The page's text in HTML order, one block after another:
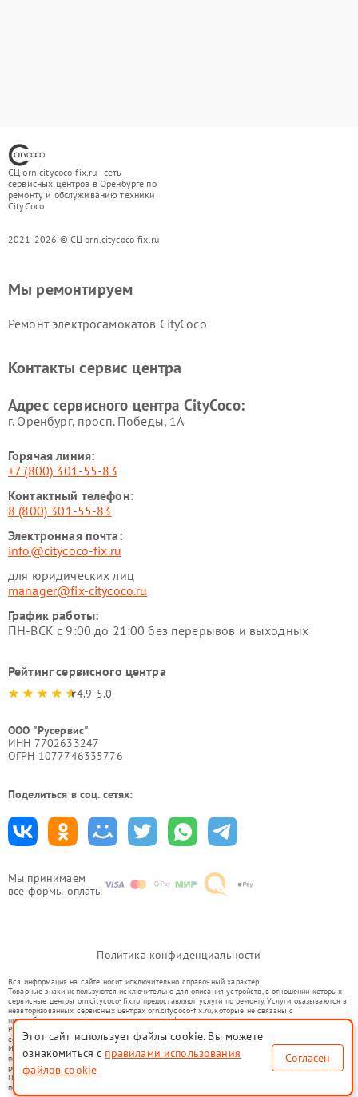
СЦ orn.citycoco-fix.ru - сеть
сервисных центров в Оренбурге по
ремонту и обслуживанию техники
CityCoco
2021-2026 © СЦ orn.citycoco-fix.ru
Мы принимаем
все формы оплаты
Мы ремонтируем
Ремонт электросамокатов CityCoco
Контакты сервис центра
Адрес сервисного центра CityCoco:
г. Оренбург, просп. Победы, 1А
Горячая линия:
+7 (800) 301-55-83
Контактный телефон:
8 (800) 301-55-83
Электронная почта:
info@citycoco-fix.ru
для юридических лиц
manager@fix-citycoco.ru
График работы:
ПН-ВСК с 9:00 до 21:00 без перерывов и выходных
Рейтинг сервисного центра
4.9-5.0
ООО "Русервис"
ИНН 7702633247
ОГРН 1077746335776
Поделиться в соц. сетях:
Политика конфиденциальности
Вся информация на сайте носит исключительно справочный характер.
Товарные знаки используются исключительно для описания устройств, в отношении которых
сервисные центры orn.citycoco-fix.ru предоставляют услуги по ремонту. Услуги оказываются в
неавторизованных сервисных центрах orn.citycoco-fix.ru, которые не связаны с
правообладателями товарных знаков или их официальными представителями.
Ремонт осуществляется для устройств, уже введенных в гражданский оборот в соответствии
со статьей 1487 ГК РФ.
Использование товарных знаков не преследует цели индивидуализации услуг или введения
потребителей в заблуждение, а служит для информирования о предоставляемых услугах по
ремонту техники указанных брендов.
Представленная на сайте информация не является публичной офертой, определяемой
положениями Статьи 437(2) Гражданского кодекса РФ
Этот сайт использует файлы cookie. Вы можете
ознакомиться с правилами использования
файлов cookie
Согласен